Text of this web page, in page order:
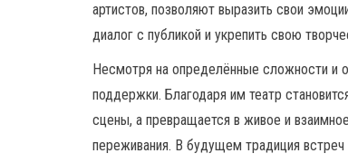
артистов, позволяют выразить свои
диалог с публикой и укрепить свою
Несмотря на определённые сложности и
поддержки. Благодаря им театр
сцены, а превращается в живое и
переживания. В будущем традиция